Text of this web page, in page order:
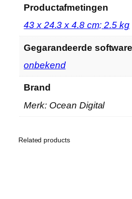
Productafmetingen
‎43 x 24.3 x 4.8 cm; 2.5 kg
Gegarandeerde
‎onbekend
Brand
Merk: Ocean Digital
Related products